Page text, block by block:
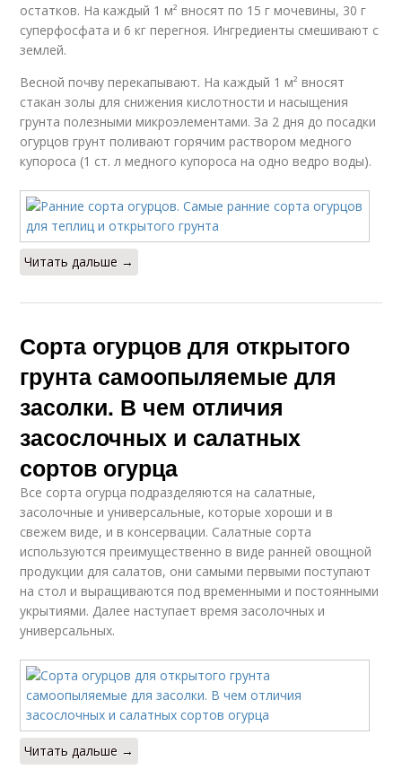
остатков. На каждый 1 м² вносят по 15 г мочевины, 30 г
суперфосфата и 6 кг перегноя. Ингредиенты смешивают с
землей.
Весной почву перекапывают. На каждый 1 м² вносят
стакан золы для снижения кислотности и насыщения
грунта полезными микроэлементами. За 2 дня до посадки
огурцов грунт поливают горячим раствором медного
купороса (1 ст. л медного купороса на одно ведро воды).
Читать дальше →
Сорта огурцов для открытого
грунта самоопыляемые для
засолки. В чем отличия
засослочных и салатных
сортов огурца
Все сорта огурца подразделяются на салатные,
засолочные и универсальные, которые хороши и в
свежем виде, и в консервации. Салатные сорта
используются преимущественно в виде ранней овощной
продукции для салатов, они самыми первыми поступают
на стол и выращиваются под временными и постоянными
укрытиями. Далее наступает время засолочных и
универсальных.
Читать дальше →